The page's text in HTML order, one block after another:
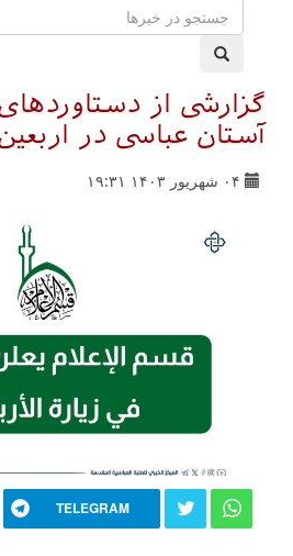
گزارشی از
آستان عباسی در
۰۴ شهریور ۱۴۰۳ ۱۹:۳۱
TELEGRAM